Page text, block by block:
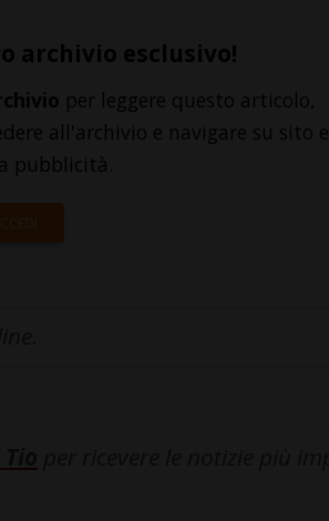
archivio esclusivo!
per leggere questo articolo,
all'archivio e navigare su sito e
pubblicità.